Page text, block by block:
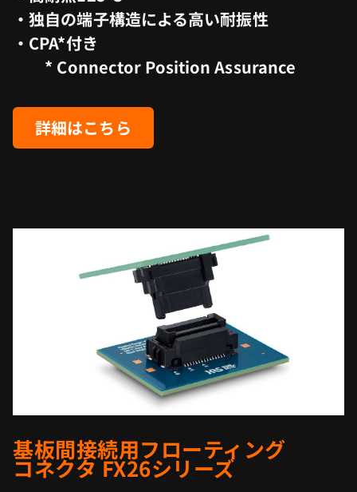
・独自の端子構造による高い耐振性
・CPA*付き
* Connector Position Assurance
詳細はこちら
基板間接続用フローティング
コネクタ FX26シリーズ